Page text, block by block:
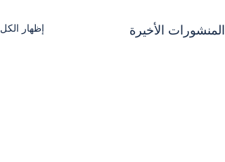
المنشورات الأخيرة إظهار الكل